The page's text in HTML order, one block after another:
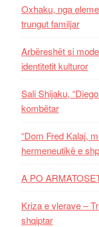
Oxhaku, nga
trungut familjar
Arbëreshët si
identitetit kulturor
Sali Shijaku,
kombëtar
“Dom Fred Kalaj,
hermeneutikë e
A PO
Kriza e vlerave –
shqiptar